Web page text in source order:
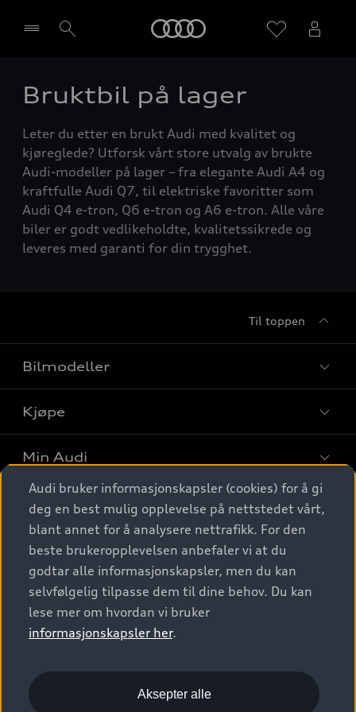
Velg forhandler
Bruktbil på lager
Leter du etter en brukt Audi med kvalitet og
kjøreglede? Utforsk vårt store utvalg av brukte
Audi-modeller på lager – fra elegante Audi A4 og
kraftfulle Audi Q7, til elektriske favoritter som
Audi Q4 e-tron, Q6 e-tron og A6 e-tron. Alle våre
biler er godt vedlikeholdte, kvalitetssikrede og
leveres med garanti for din trygghet.
Til toppen
Bilmodeller
Finn din Audi
Sammenlign bilmodeller
Elbiler
SUV
Stasjonsvogn
Sportback
S/RS
Konseptbiler og prototyper
Kjøpe
Kjøpshjelp
Biler på lager
Finn forhandler
Bestill prøvekjøring
Kontakt forhandler
Bilgarantier
Min Audi
Behold nybilfølelsen
Audi Originalt tilbehør
Verkstedtjenester
Digitale tjenester
Audi digitale tjenester
Audi connect
Functions on demand
Kom i gang med myAudi
Audi Norge
Kundeservice
Audi Driving Experience
© 2026 AUDI NORGE. All Rights Reserved.
Imprint
Audi bruker informasjonskapsler (cookies) for å gi
deg en best mulig opplevelse på nettstedet vårt,
blant annet for å analysere nettrafikk. For den
beste brukeropplevelsen anbefaler vi at du
godtar alle informasjonskapsler, men du kan
selvfølgelig tilpasse dem til dine behov. Du kan
lese mer om hvordan vi bruker
informasjonskapsler her.
Aksepter alle